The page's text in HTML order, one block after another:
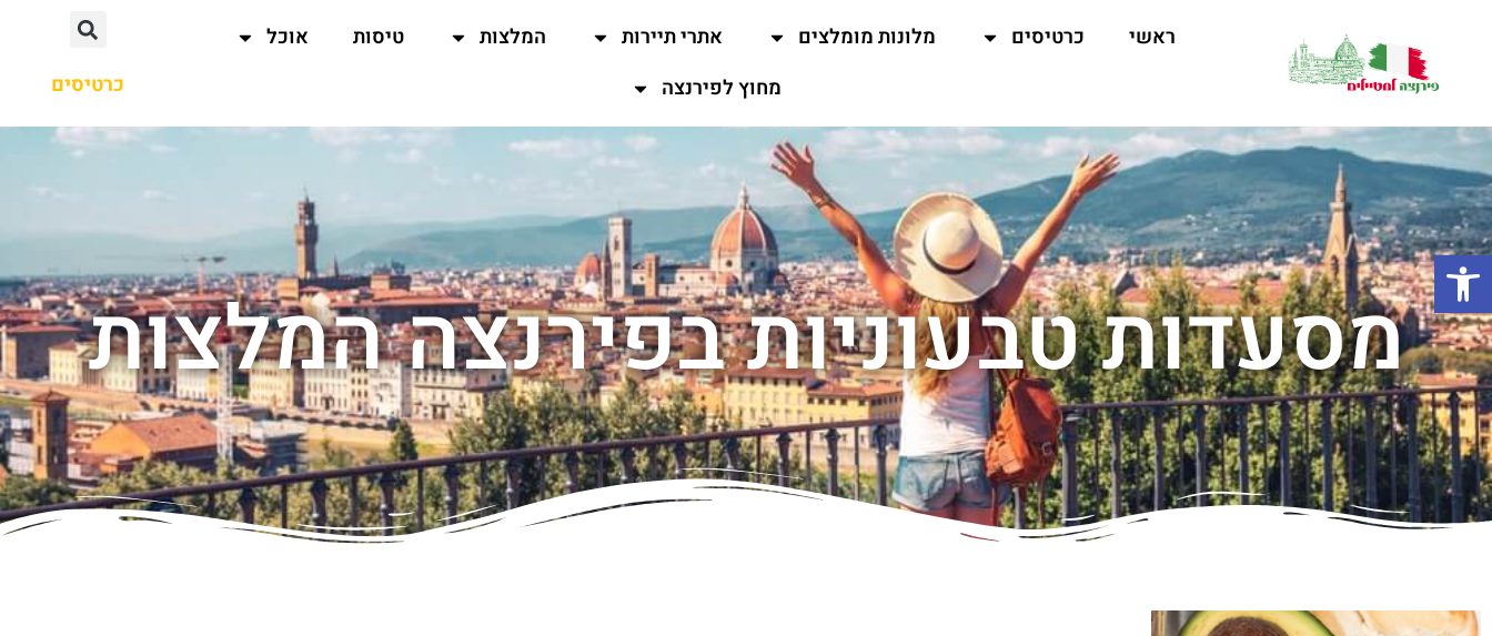
ראשי כרטיסים מלונות מומלצים אתרי תיירות המלצות טיסות
אוכל
מחוץ לפירנצה
כרטיסים
מסעדות טבעוניות בפירנצה המלצות
פתח סרגל נגישות